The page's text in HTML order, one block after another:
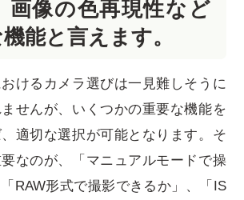
画像の色再現性など
能と言えます。
けるカメラ選びは一見難しそうに
せんが、いくつかの重要な機能を
適切な選択が可能となります。そ
なのが、「マニュアルモードで操
RAW形式で撮影できるか」、「IS